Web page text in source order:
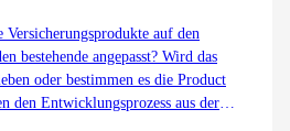
Versicherungsprodukte auf den
bestehende angepasst? Wird das
oder bestimmen es die Product
den Entwicklungsprozess aus der